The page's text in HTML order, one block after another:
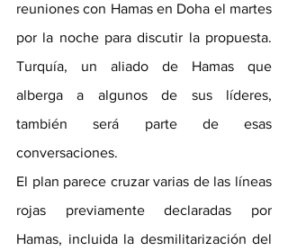
reuniones con Hamas en Doha el martes
por la noche para discutir la propuesta.
Turquía, un aliado de Hamas que
alberga a algunos de sus líderes,
también será parte de esas
conversaciones.
El plan parece cruzar varias de las líneas
rojas previamente declaradas por
Hamas, incluida la desmilitarización del